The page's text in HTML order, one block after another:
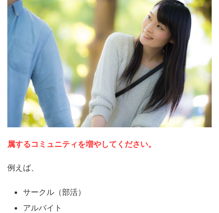
属するコミュニティを増やしてください。
例えば、
サークル（部活）
アルバイト